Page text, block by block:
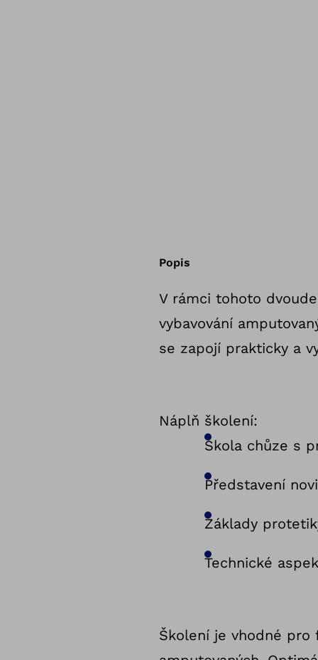
Popis
V rámci tohoto
vybavování
se zapojí prakticky a
Náplň školení:
Škola chůze s
Představení
Základy
Technické
Školení je vhodné